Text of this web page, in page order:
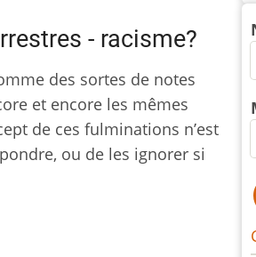
- racisme?
des sortes de notes
et encore les mêmes
de ces fulminations n’est
ou de les ignorer si